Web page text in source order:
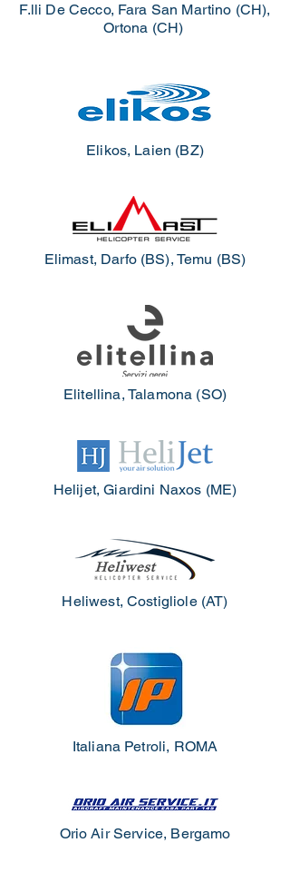
F.lli De Cecco, Fara San Martino (CH),
Ortona (CH)
Elikos, Laien (BZ)
Elimast, Darfo (BS), Temu (BS)
Elitellina, Talamona (SO)
Helijet, Giardini Naxos (ME)
Heliwest, Costigliole (AT)
Italiana Petroli, ROMA
Orio Air Service, Bergamo